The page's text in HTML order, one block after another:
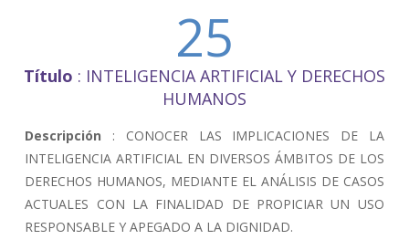
25
Título : INTELIGENCIA ARTIFICIAL Y DERECHOS
HUMANOS
Descripción : CONOCER LAS IMPLICACIONES DE LA
INTELIGENCIA ARTIFICIAL EN DIVERSOS ÁMBITOS DE LOS
DERECHOS HUMANOS, MEDIANTE EL ANÁLISIS DE CASOS
ACTUALES CON LA FINALIDAD DE PROPICIAR UN USO
RESPONSABLE Y APEGADO A LA DIGNIDAD.